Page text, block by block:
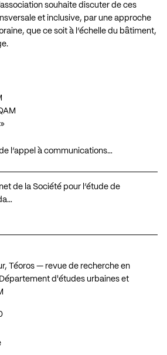
souhaite discuter de ces
et inclusive, par une approche
que ce soit à l’échelle du bâtiment,
l’appel à communications…
de la Société pour l’étude de
Téoros — revue de recherche en
d'études urbaines et